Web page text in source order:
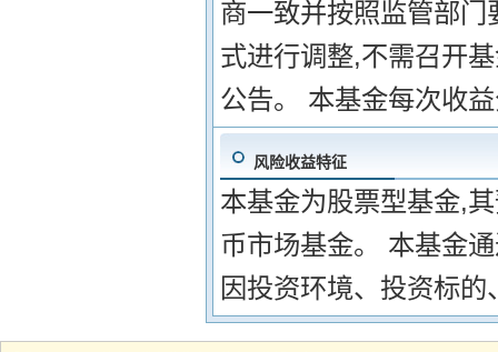
商一致并按照监管部
式进行调整,不需召开
公告。 本基金每次收
风险收益特征
本基金为股票型基金,
币市场基金。 本基金
因投资环境、投资标